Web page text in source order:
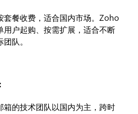
套餐收费，适合国内市场。Zoho
用户起购、按需扩展，适合不断
队。
箱的技术团队以国内为主，跨时